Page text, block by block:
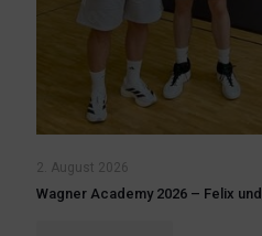
2. August 2026
Wagner Academy 2026 – Felix